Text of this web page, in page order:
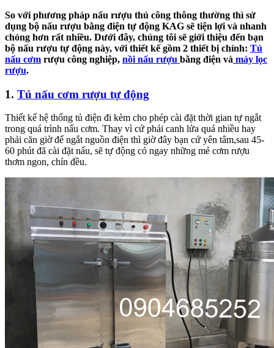
So với phương pháp nấu rượu thủ công thông thường thì sử
dụng bộ nấu rượu bằng điện tự động KAG sẽ tiện lợi và nhanh
chóng hơn rất nhiều. Dưới đây, chúng tôi sẽ giới thiệu đến bạn
bộ nấu rượu tự động này, với thiết kế gồm 2 thiết bị chính: Tủ
nấu cơm rượu công nghiệp, nồi nấu rượu bằng điện và máy lọc
rượu.
1. Tủ nấu cơm rượu tự động
Thiết kế hệ thống tủ điện đi kèm cho phép cài đặt thời gian tự ngắt
trong quá trình nấu cơm. Thay vì cứ phải canh lửa quá nhiều hay
phải căn giờ để ngắt nguồn điện thì giờ đây bạn cứ yên tâm,sau 45-
60 phút đã cài đặt nấu, sẽ tự động có ngay những mẻ cơm rượu
thơm ngon, chín đều.